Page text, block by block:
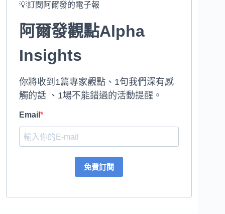
💡訂閱阿爾發的電子報
阿爾發觀點Alpha
Insights
你將收到1篇專家觀點、1句我們深有感
觸的話 、1場不能錯過的活動提醒。
Email
免費訂閱